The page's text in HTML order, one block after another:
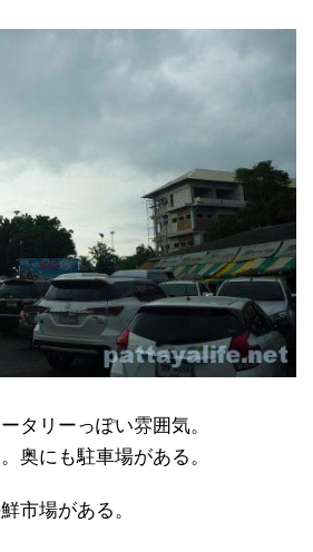
タリーっぽい雰囲気。
奥にも駐車場がある。
市場がある。